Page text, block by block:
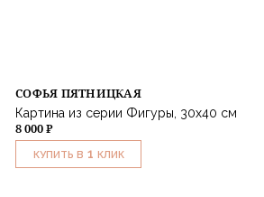
СОФЬЯ ПЯТНИЦКАЯ
Картина из серии Фигуры, 30х40 см
8 000 ₽
КУПИТЬ В 1 КЛИК